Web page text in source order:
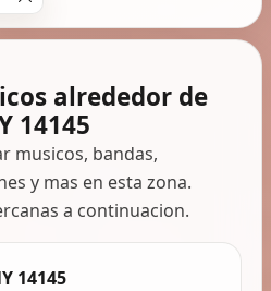
alrededor de
14145
musicos, bandas,
y mas en esta zona.
a continuacion.
14145